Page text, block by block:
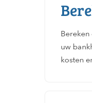
uw
kosten